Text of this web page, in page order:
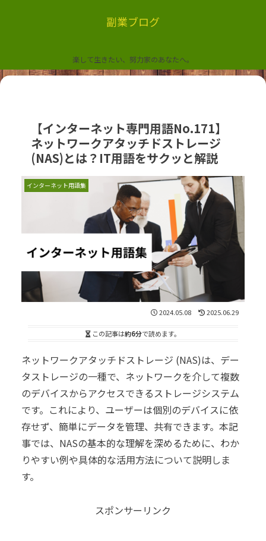
副業ブログ
楽して生きたい、努力家のあなたへ。
【インターネット専門用語No.171】
ネットワークアタッチドストレージ
(NAS)とは？IT用語をサクッと解説
インターネット用語集
2024.05.08 2025.06.29
この記事は約6分で読めます。
ネットワークアタッチドストレージ (NAS)は、デー
タストレージの一種で、ネットワークを介して複数
のデバイスからアクセスできるストレージシステム
です。これにより、ユーザーは個別のデバイスに依
存せず、簡単にデータを管理、共有できます。本記
事では、NASの基本的な理解を深めるために、わか
りやすい例や具体的な活用方法について説明しま
す。
スポンサーリンク